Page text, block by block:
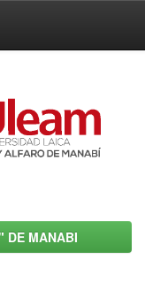
DE MANABI